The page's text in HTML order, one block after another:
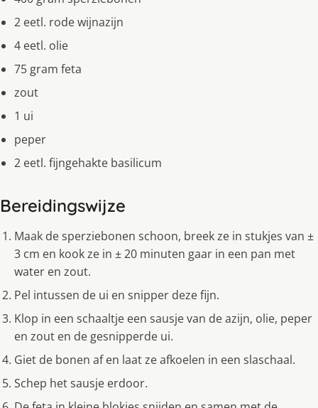
2 eetl. rode wijnazijn
4 eetl. olie
75 gram feta
zout
1 ui
peper
2 eetl. fijngehakte basilicum
Bereidingswijze
Maak de sperziebonen schoon, breek ze in stukjes van ±
3 cm en kook ze in ± 20 minuten gaar in een pan met
water en zout.
Pel intussen de ui en snipper deze fijn.
Klop in een schaaltje een sausje van de azijn, olie, peper
en zout en de gesnipperde ui.
Giet de bonen af en laat ze afkoelen in een slaschaal.
Schep het sausje erdoor.